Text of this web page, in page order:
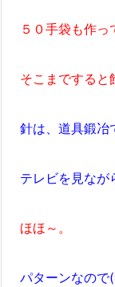
５０手袋も作っ
そこまですると
針は、道具鍛冶
テレビを見なが
ほほ～。
パターンなので